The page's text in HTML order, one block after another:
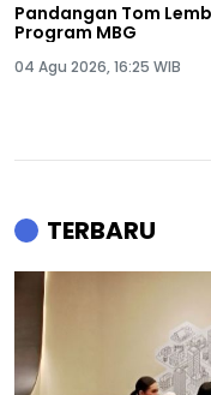
Pandangan Tom
Program MBG
04 Agu 2026, 16:25 WIB
TERBARU